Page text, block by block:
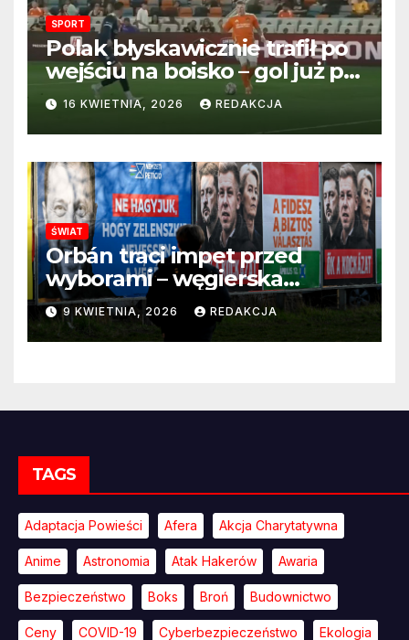
SPORT
Polak błyskawicznie trafił po
wejściu na boisko – gol już po
22 sekundach!
16 KWIETNIA, 2026 REDAKCJA
ŚWIAT
Orbán traci impet przed
wyborami – węgierska
propaganda przestaje
przekonywać
9 KWIETNIA, 2026 REDAKCJA
TAGS
Adaptacja Powieści Afera Akcja Charytatywna
Anime Astronomia Atak Hakerów Awaria
Bezpieczeństwo Boks Broń Budownictwo
Ceny COVID-19 Cyberbezpieczeństwo Ekologia